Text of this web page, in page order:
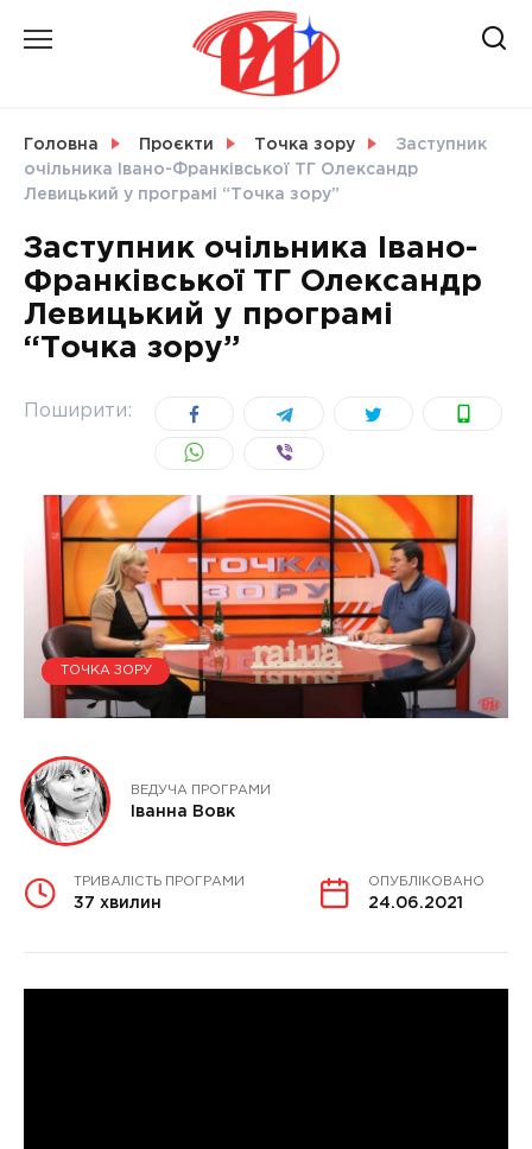
СВІТ
УКРАЇНА
Головна Проєкти Точка зору
Заступник
очільника Івано-Франківської ТГ Олександр
Левицький у програмі “Точка зору”
Заступник очільника Івано-
Франківської ТГ Олександр
Левицький у програмі
“Точка зору”
Поширити:
ТОЧКА ЗОРУ
ВЕДУЧА ПРОГРАМИ
Іванна Вовк
ТРИВАЛІСТЬ ПРОГРАМИ
37 хвилин
ОПУБЛІКОВАНО
24.06.2021